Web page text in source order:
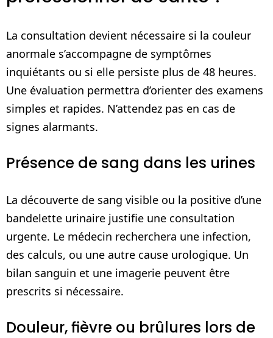
La consultation devient nécessaire si la couleur
anormale s’accompagne de symptômes
inquiétants ou si elle persiste plus de 48 heures.
Une évaluation permettra d’orienter des examens
simples et rapides. N’attendez pas en cas de
signes alarmants.
Présence de sang dans les urines
La découverte de sang visible ou la positive d’une
bandelette urinaire justifie une consultation
urgente. Le médecin recherchera une infection,
des calculs, ou une autre cause urologique. Un
bilan sanguin et une imagerie peuvent être
prescrits si nécessaire.
Douleur, fièvre ou brûlures lors de